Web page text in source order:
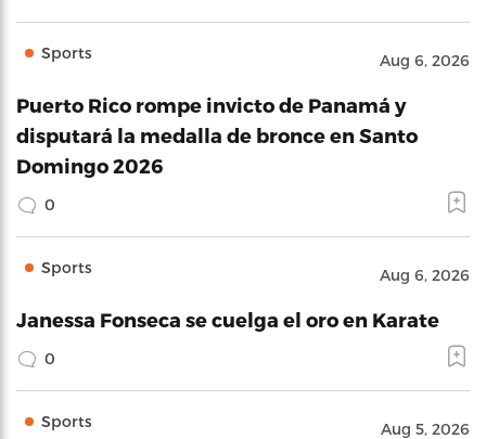
Sports Aug 6, 2026
Puerto Rico rompe invicto de Panamá y
disputará la medalla de bronce en Santo
Domingo 2026
0
Sports Aug 6, 2026
Janessa Fonseca se cuelga el oro en Karate
0
Sports Aug 5, 2026